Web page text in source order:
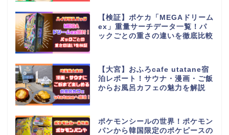
【検証】ポケカ「MEGAドリーム
ex」重量サーチデータ一覧！パ
ックごとの重さの違いを徹底比較
【大宮】おふろcafe utatane宿
泊レポート！サウナ・漫画・ご飯
からお風呂カフェの魅力を解説
ポケモンシールの世界！ポケモン
パンから韓国限定のポケピースの